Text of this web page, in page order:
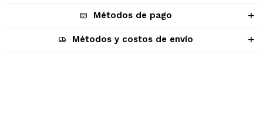
Métodos de pago
Métodos y costos de envío